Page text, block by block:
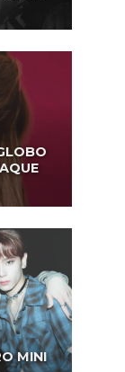
MINI